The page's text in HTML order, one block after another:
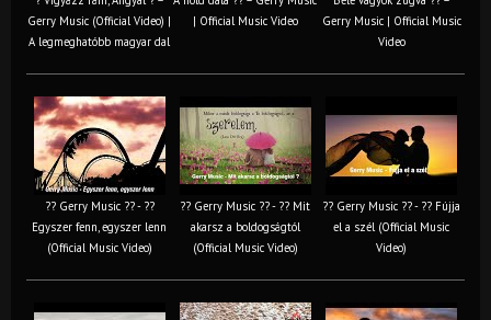
Gerry Music (Official Video) |
A legmeghatóbb magyar dal
| Official Music Video
Gerry Music | Official Music
Video
?? Gerry Music ?? - ??
Egyszer fenn, egyszer lenn
(Official Music Video)
?? Gerry Music ?? - ?? Mit
akarsz a boldogságtól
(Official Music Video)
?? Gerry Music ?? - ?? Fújja
el a szél (Official Music
Video)